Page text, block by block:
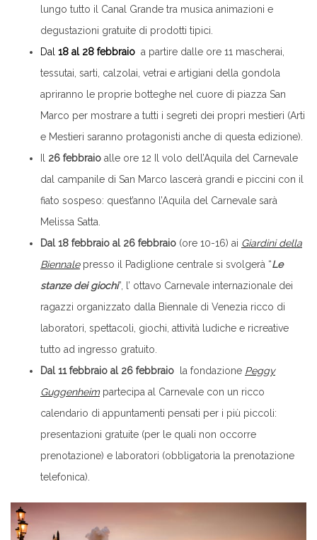
lungo tutto il Canal Grande tra musica animazioni e
degustazioni gratuite di prodotti tipici.
Dal 18 al 28 febbraio a partire dalle ore 11 mascherai,
tessutai, sarti, calzolai, vetrai e artigiani della gondola
apriranno le proprie botteghe nel cuore di piazza San
Marco per mostrare a tutti i segreti dei propri mestieri (Arti
e Mestieri saranno protagonisti anche di questa edizione).
26 febbraio alle ore 12 Il volo dell’Aquila del Carnevale
dal campanile di San Marco lascerà grandi e piccini con il
fiato sospeso: quest’anno l’Aquila del Carnevale sarà
Melissa Satta.
Dal 18 febbraio al 26 febbraio (ore 10-16) ai Giardini della
Biennalepresso il Padiglione centrale si svolgerà “Le
stanze dei giochi”, l’ ottavo Carnevale internazionale dei
ragazzi organizzato dalla Biennale di Venezia ricco di
laboratori, spettacoli, giochi, attività ludiche e ricreative
tutto ad ingresso gratuito.
Dal 11 febbraio al 26 febbraio la fondazione Peggy
Guggenheimpartecipa al Carnevale con un ricco
calendario di appuntamenti pensati per i più piccoli:
presentazioni gratuite (per le quali non occorre
prenotazione) e laboratori (obbligatoria la prenotazione
telefonica).